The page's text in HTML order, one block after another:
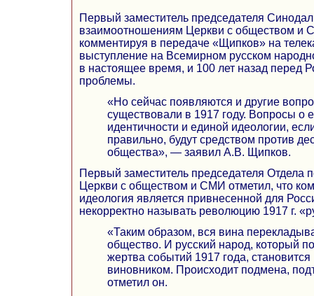
Первый заместитель председателя
взаимоотношениям Церкви с обществом
комментируя в передаче «Щипков» на
выступление на Всемирном русском
в настоящее время, и 100 лет назад перед
проблемы.
«Но сейчас появляются и другие
существовали в 1917 году. Вопросы о
идентичности и единой идеологии,
правильно, будут средством против
общества», — заявил А.В. Щипков.
Первый заместитель председателя Отдела
Церкви с обществом и СМИ отметил, что
идеология является привнесенной для
некорректно называть революцию 1917 г.
«Таким образом, вся вина
общество. И русский народ, который
жертва событий 1917 года,
виновником. Происходит подмена,
отметил он.